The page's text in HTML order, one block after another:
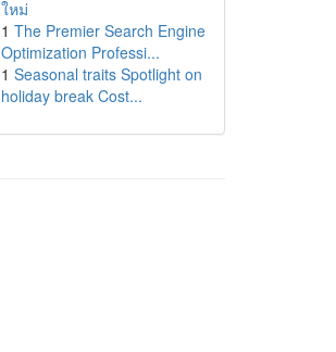
ใหม่
1 The Premier Search Engine
Optimization Professi...
1 Seasonal traits Spotlight on
holiday break Cost...